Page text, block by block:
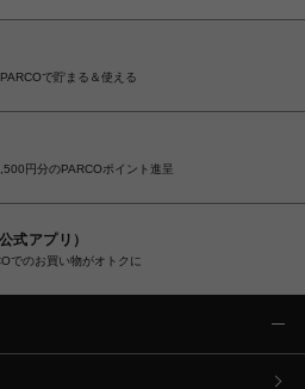
で貯まる＆使える
円分のPARCOポイント進呈
式アプリ）
でのお買い物がオトクに